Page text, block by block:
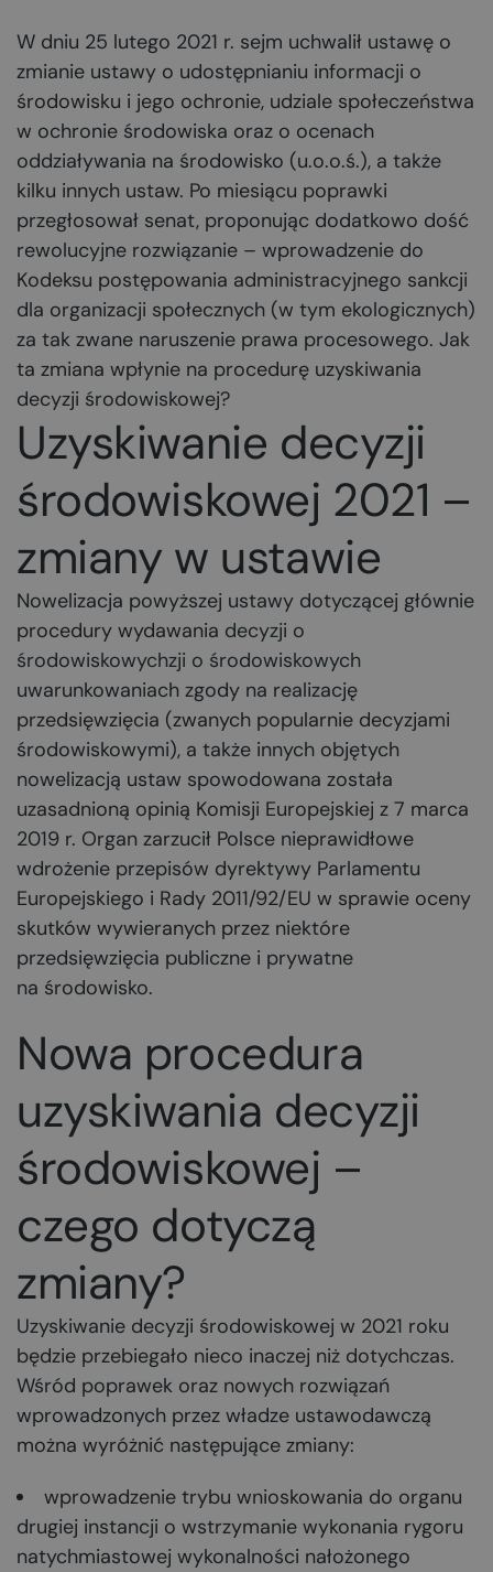
W dniu 25 lutego 2021 r. sejm uchwalił ustawę o
zmianie ustawy o udostępnianiu informacji o
środowisku i jego ochronie, udziale społeczeństwa
w ochronie środowiska oraz o ocenach
oddziaływania na środowisko (u.o.o.ś.), a także
kilku innych ustaw. Po miesiącu poprawki
przegłosował senat, proponując dodatkowo dość
rewolucyjne rozwiązanie – wprowadzenie do
Kodeksu postępowania administracyjnego sankcji
dla organizacji społecznych (w tym ekologicznych)
za tak zwane naruszenie prawa procesowego. Jak
ta zmiana wpłynie na procedurę uzyskiwania
decyzji środowiskowej?
Uzyskiwanie decyzji
środowiskowej 2021 –
zmiany w ustawie
Nowelizacja powyższej ustawy dotyczącej głównie
procedury wydawania decyzji o
środowiskowychzji o środowiskowych
uwarunkowaniach zgody na realizację
przedsięwzięcia (zwanych popularnie decyzjami
środowiskowymi), a także innych objętych
nowelizacją ustaw spowodowana została
uzasadnioną opinią Komisji Europejskiej z 7 marca
2019 r. Organ zarzucił Polsce nieprawidłowe
wdrożenie przepisów dyrektywy Parlamentu
Europejskiego i Rady 2011/92/EU w sprawie oceny
skutków wywieranych przez niektóre
przedsięwzięcia publiczne i prywatne
na środowisko.
Nowa procedura
uzyskiwania decyzji
środowiskowej –
czego dotyczą
zmiany?
Uzyskiwanie decyzji środowiskowej w 2021 roku
będzie przebiegało nieco inaczej niż dotychczas.
Wśród poprawek oraz nowych rozwiązań
wprowadzonych przez władze ustawodawczą
można wyróżnić następujące zmiany:
wprowadzenie trybu wnioskowania do organu
drugiej instancji o wstrzymanie wykonania rygoru
natychmiastowej wykonalności nałożonego